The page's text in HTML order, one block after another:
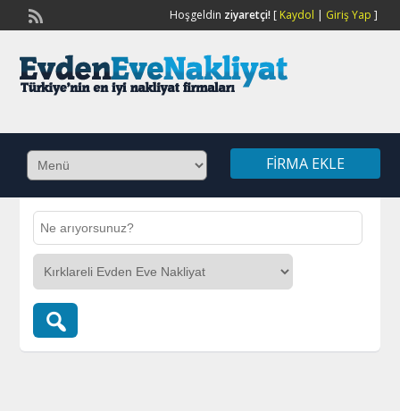
Hoşgeldin ziyaretçi![ Kaydol | Giriş Yap ]
FIRMA EKLE